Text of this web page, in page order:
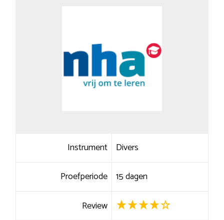
Instrument Divers
Proefperiode 15 dagen
Review